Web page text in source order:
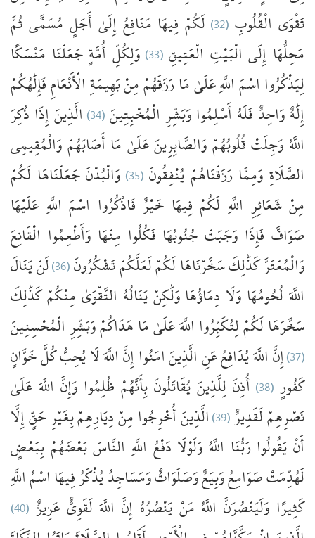
تَقْوَى الْقُلُوبِ(32) لَكُمْفِيهَا مَنَافِعُ إِلَىٰ أَجَلٍ مُسَمًّىثُمَّ
مَحِلُّهَا إِلَى الْبَيْتِ الْعَتِيقِ(33) وَلِكُلِّ أُمَّةٍجَعَلْنَا مَنْسَكًا
لِيَذْكُرُوااسْمَاللَّهِعَلَىٰمَارَزَقَهُمْمِنْبَهِيمَةِالْأَنْعَامِفَإِلَٰهُكُمْ
إِلَٰهٌوَاحِدٌفَلَهُأَسْلِمُواوَبَشِّرِالْمُخْبِتِينَ(34) الَّذِينَإِذَاذُكِرَ
اللَّهُوَجِلَتْقُلُوبُهُمْوَالصَّابِرِينَعَلَىٰمَاأَصَابَهُمْوَالْمُقِيمِي
الصَّلَاةِوَمِمَّا رَزَقْنَاهُمْيُنْفِقُونَ(35) وَالْبُدْنَجَعَلْنَاهَا لَكُمْ
مِنْ شَعَائِرِ اللَّهِ لَكُمْ فِيهَا خَيْرٌ فَاذْكُرُوا اسْمَ اللَّهِ عَلَيْهَا
صَوَافَّ فَإِذَا وَجَبَتْ جُنُوبُهَا فَكُلُوا مِنْهَا وَأَطْعِمُوا الْقَانِعَ
وَالْمُعْتَرَّكَذَٰلِكَسَخَّرْنَاهَالَكُمْلَعَلَّكُمْتَشْكُرُونَ(36) لَنْيَنَالَ
اللَّهَلُحُومُهَاوَلَا دِمَاؤُهَاوَلَٰكِنْيَنَالُهُ التَّقْوَىٰمِنْكُمْكَذَٰلِكَ
سَخَّرَهَالَكُمْلِتُكَبِّرُوااللَّهَعَلَىٰمَاهَدَاكُمْوَبَشِّرِالْمُحْسِنِينَ
(37) إِنَّاللَّهَيُدَافِعُعَنِالَّذِينَامَنُواإِنَّاللَّهَلَايُحِبُّكُلَّخَوَّانٍ
كَفُورٍ(38) أُذِنَلِلَّذِينَيُقَاتَلُونَبِأَنَّهُمْ ظُلِمُوا وَإِنَّ اللَّهَعَلَىٰ
نَصْرِهِمْلَقَدِيرٌ(39) الَّذِينَأُخْرِجُوامِنْدِيَارِهِمْبِغَيْرِحَقٍّإِلَّا
أَنْيَقُولُوا رَبُّنَا اللَّهُوَلَوْلَا دَفْعُ اللَّهِ النَّاسَبَعْضَهُمْبِبَعْضٍ
لَهُدِّمَتْصَوَامِعُوَبِيَعٌوَصَلَوَاتٌوَمَسَاجِدُيُذْكَرُفِيهَااسْمُاللَّهِ
كَثِيرًا وَلَيَنْصُرَنَّ اللَّهُ مَنْ يَنْصُرُهُ إِنَّ اللَّهَ لَقَوِيٌّ عَزِيزٌ (40)